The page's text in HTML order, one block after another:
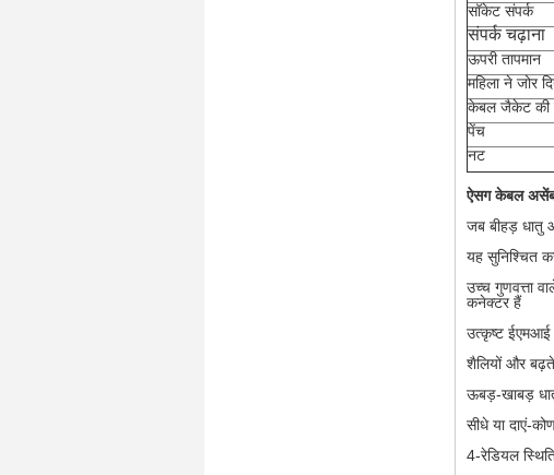
सॉकेट संपर्क
संपर्क चढ़ाना
ऊपरी तापमान
महिला ने जोर
केबल जैकेट की
पेंच
नट
ऐसग केबल
जब बीहड़ धातु
यह सुनिश्चित
उच्च गुणवत्ता
कनेक्टर हैं
उत्कृष्ट ईएमआई
शैलियों और
ऊबड़-खाबड़
सीधे या दाएं-
4-रेडियल